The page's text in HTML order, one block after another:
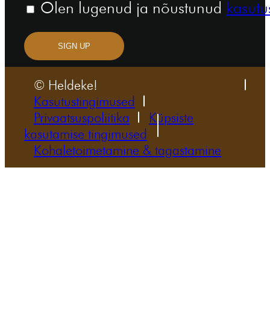
Olen lugenud ja nõustunud
SIGN UP
© Heldeke!
Kasutustingimused
Privaatsuspoliitika
Küpsiste
kasutamise tingimused
Kohaletoimetamine & tagastamine